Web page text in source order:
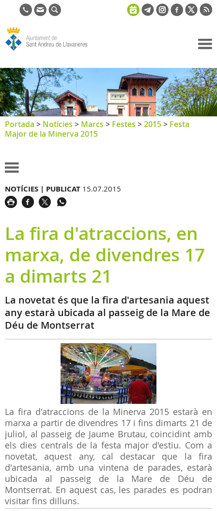
de Sant
Andreu de
Llavaneres
Portada > Notícies > Marcs > Festes >2015> Festa
Major de la Minerva 2015
NOTÍCIES | PUBLICAT 15.07.2015
La fira d'atraccions, en
marxa, de divendres 17
a dimarts 21
La novetat és que la fira d'artesania aquest
any estarà ubicada al passeig de la Mare de
Déu de Montserrat
La fira d'atraccions de la Minerva 2015 estarà en
marxa a partir de divendres 17 i fins dimarts 21 de
juliol, al passeig de Jaume Brutau, coincidint amb
els dies centrals de la festa major d'estiu. Com a
novetat, aquest any, cal destacar que la fira
d'artesania, amb una vintena de parades, estarà
ubicada al passeig de la Mare de Déu de
Montserrat. En aquest cas, les parades es podran
visitar fins dilluns.